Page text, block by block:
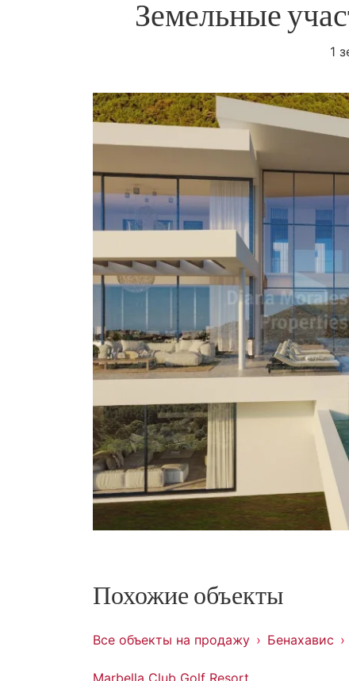
Земельные
1
Похожие объекты
Все объекты на продажу Бенахавис
Marbella Club Golf Resort